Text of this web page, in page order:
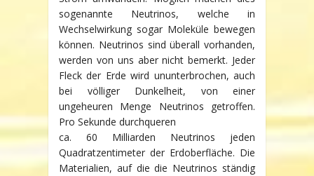
sogenannte Neutrinos, welche in
Wechselwirkung sogar Moleküle bewegen
können. Neutrinos sind überall vorhanden,
werden von uns aber nicht bemerkt. Jeder
Fleck der Erde wird ununterbrochen, auch
bei völliger Dunkelheit, von einer
ungeheuren Menge Neutrinos getroffen.
Pro Sekunde durchqueren
ca. 60 Milliarden Neutrinos jeden
Quadratzentimeter der Erdoberfläche. Die
Materialien, auf die die Neutrinos ständig